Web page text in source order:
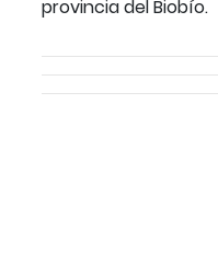
provincia del Biobío.